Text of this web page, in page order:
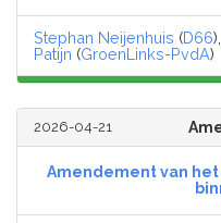
Stephan Neijenhuis (D66),
Patijn (GroenLinks-PvdA)
2026-04-21
Amendement van